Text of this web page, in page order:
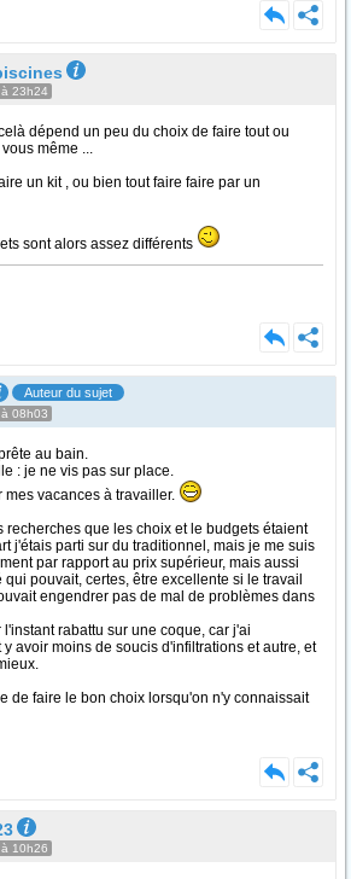
23h24
dépend un peu du choix de faire tout ou
même ...
un kit , ou bien tout faire faire par un
sont alors assez différents
Auteur du sujet
08h03
au bain.
: je ne vis pas sur place.
vacances à travailler.
recherches que les choix et le budgets étaient
j'étais parti sur du traditionnel, mais je me suis
par rapport au prix supérieur, mais aussi
pouvait, certes, être excellente si le travail
engendrer pas de mal de problèmes dans
rabattu sur une coque, car j'ai
avoir moins de soucis d'infiltrations et autre, et
de faire le bon choix lorsqu'on n'y connaissait
10h26